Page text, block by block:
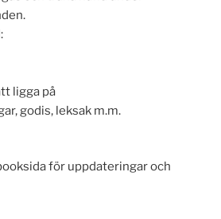
ligga på
godis, leksak m.m.
för uppdateringar och